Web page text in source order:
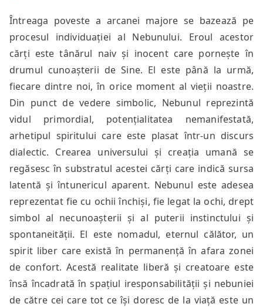
Întreaga poveste a arcanei majore se bazează pe
procesul individuației al Nebunului. Eroul acestor
cărți este tânărul naiv și inocent care pornește în
drumul cunoașterii de Sine. El este până la urmă,
fiecare dintre noi, în orice moment al vieții noastre.
Din punct de vedere simbolic, Nebunul reprezintă
vidul primordial, potențialitatea nemanifestată,
arhetipul spiritului care este plasat într-un discurs
dialectic. Crearea universului și creația umană se
regăsesc în substratul acestei cărți care indică sursa
latentă și întunericul aparent. Nebunul este adesea
reprezentat fie cu ochii închiși, fie legat la ochi, drept
simbol al necunoașterii și al puterii instinctului și
spontaneității. El este nomadul, eternul călător, un
spirit liber care există în permanență în afara zonei
de confort. Acestă realitate liberă și creatoare este
însă încadrată în spațiul iresponsabilității și nebuniei
de către cei care tot ce își doresc de la viață este un